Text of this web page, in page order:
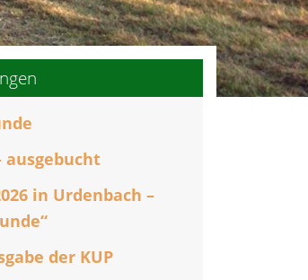
ausgebucht
in Urdenbach –
der KUP